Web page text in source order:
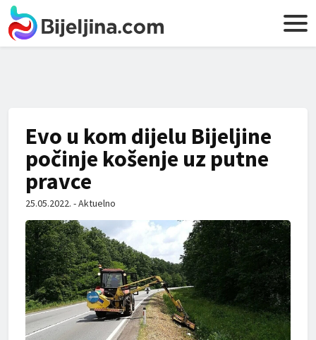
Evo u kom dijelu Bijeljine
počinje košenje uz putne
pravce
25.05.2022. - Aktuelno